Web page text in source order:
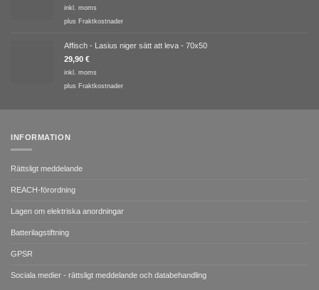
inkl. moms
plus Fraktkostnader
Affisch - Lasius niger sätt att leva - 70x50
29,90 €
inkl. moms
plus Fraktkostnader
INFORMATION
Rättsligt meddelande
REACH-förordning
Lagen om elektriska anordningar
Batterilagstiftning
GPSR
Sociala medier - rättsligt meddelande och databehandling